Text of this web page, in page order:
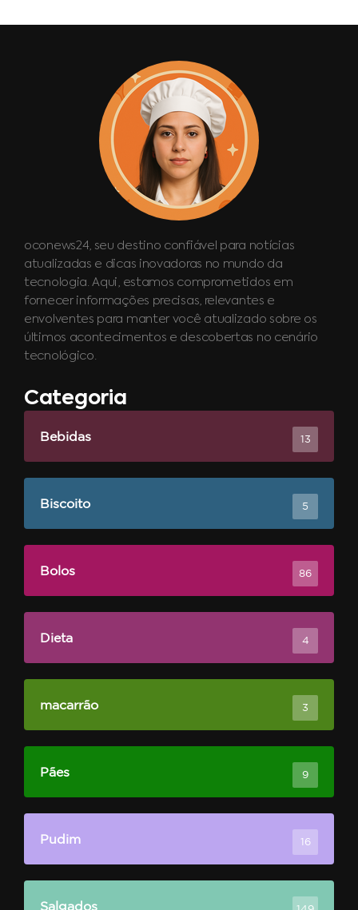
oconews24, seu destino confiável para notícias
atualizadas e dicas inovadoras no mundo da
tecnologia. Aqui, estamos comprometidos em
fornecer informações precisas, relevantes e
envolventes para manter você atualizado sobre os
últimos acontecimentos e descobertas no cenário
tecnológico.
Categoria
Bebidas 13
Biscoito 5
Bolos 86
Dieta 4
macarrão 3
Pães 9
Pudim 16
Salgados